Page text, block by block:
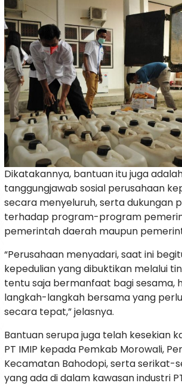
Dikatakannya, bantuan itu juga
tanggungjawab sosial perusahaan
secara menyeluruh, serta dukungan
terhadap program-program
pemerintah daerah maupun
“Perusahaan menyadari, saat ini
kepedulian yang dibuktikan melalui
tentu saja bermanfaat bagi sesama,
langkah-langkah bersama yang
secara tepat,” jelasnya.
Bantuan serupa juga telah kesekian
PT IMIP kepada Pemkab Morowali,
Kecamatan Bahodopi, serta serikat-
yang ada di dalam kawasan industri